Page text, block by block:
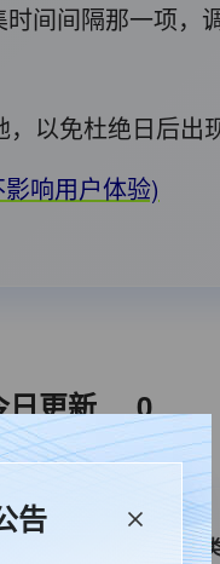
间间隔那一项，
以免杜绝日后出
响用户体验)
日更新 0
影片
告